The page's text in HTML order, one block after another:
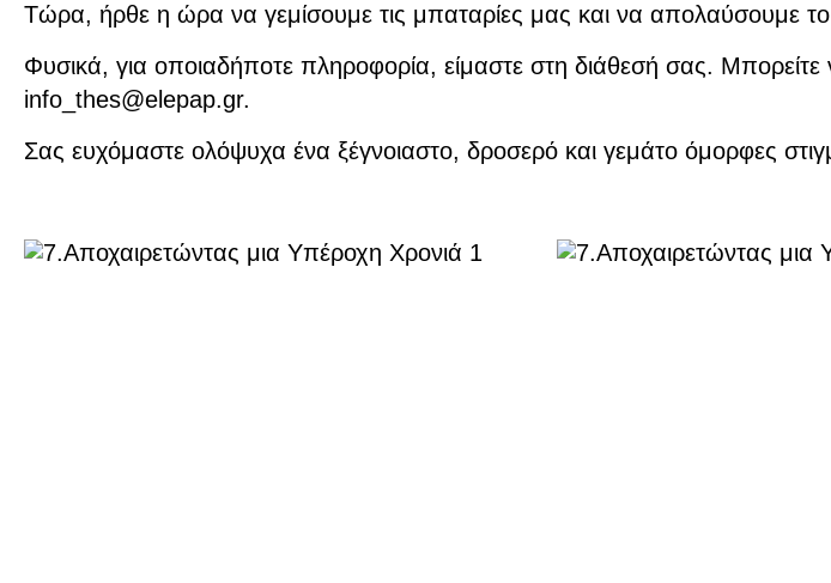
Τώρα, ήρθε η ώρα να γεμίσουμε τις μπαταρίες μας και να απολαύσουμε
Φυσικά, για οποιαδήποτε πληροφορία, είμαστε στη διάθεσή σας.
info_thes@elepap.gr.
Σας ευχόμαστε ολόψυχα ένα ξέγνοιαστο, δροσερό και γεμάτο όμορφες